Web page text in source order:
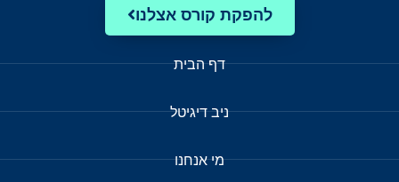
להפקת קורס אצלנו
דף הבית
ניב דיגיטל
מי אנחנו